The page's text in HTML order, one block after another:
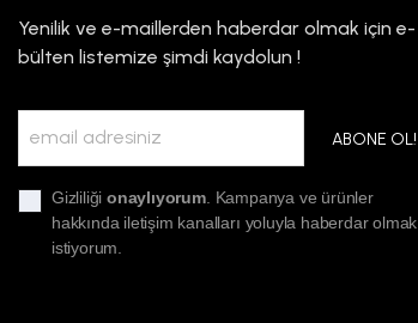
Yenilik ve e-maillerden haberdar olmak için e-
bülten listemize şimdi kaydolun !
ABONE OL!
Gizliliğionaylıyorum. Kampanya ve ürünler
hakkında iletişim kanalları yoluyla haberdar olmak
istiyorum.